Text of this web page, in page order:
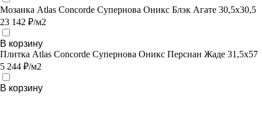
Мозаика Atlas Concorde Супернова Оникс Блэк Агате 30,5х30,5
23 142 ₽/м2
В корзину
Плитка Atlas Concorde Супернова Оникс Персиан Жаде 31,5х57
5 244 ₽/м2
В корзину